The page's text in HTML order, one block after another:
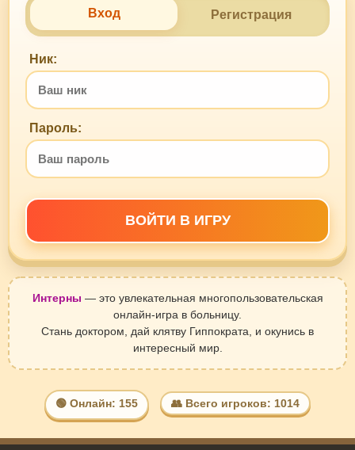
Вход Регистрация
Ник:
Пароль:
ВОЙТИ В ИГРУ
Интерны — это увлекательная многопользовательская
онлайн-игра в больницу.
Стань доктором, дай клятву Гиппократа, и окунись в
интересный мир.
🟢 Онлайн: 155 👥 Всего игроков: 1014